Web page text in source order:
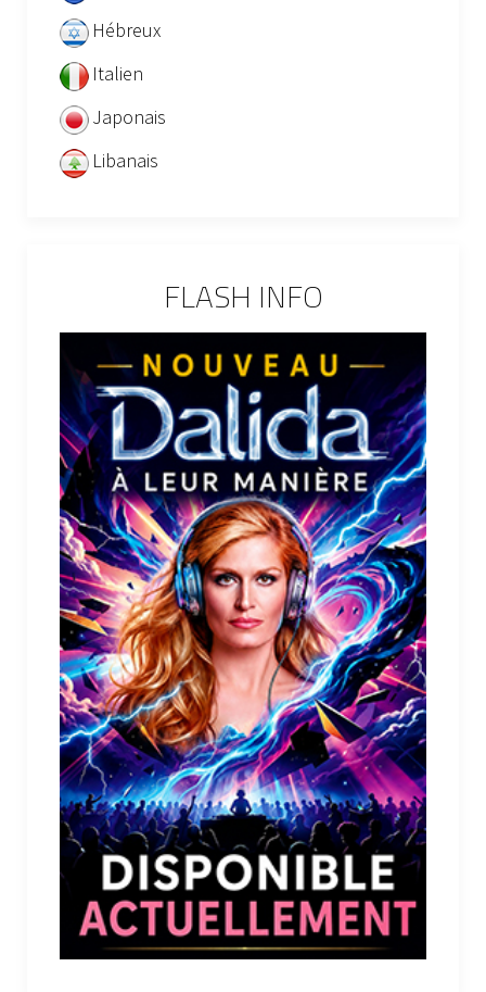
Hébreux
Italien
Japonais
Libanais
FLASH INFO